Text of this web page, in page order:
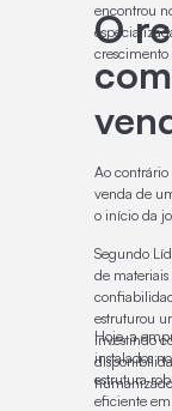
encontrou
O
Ao contrário
venda de
o início da
Segundo
de
estruturou
investindo
Hoje, a
instalados
estrutura
eficiente